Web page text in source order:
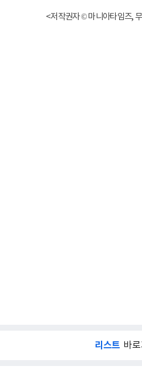
<저작권자 © 마니아타임즈,
리스트 바로